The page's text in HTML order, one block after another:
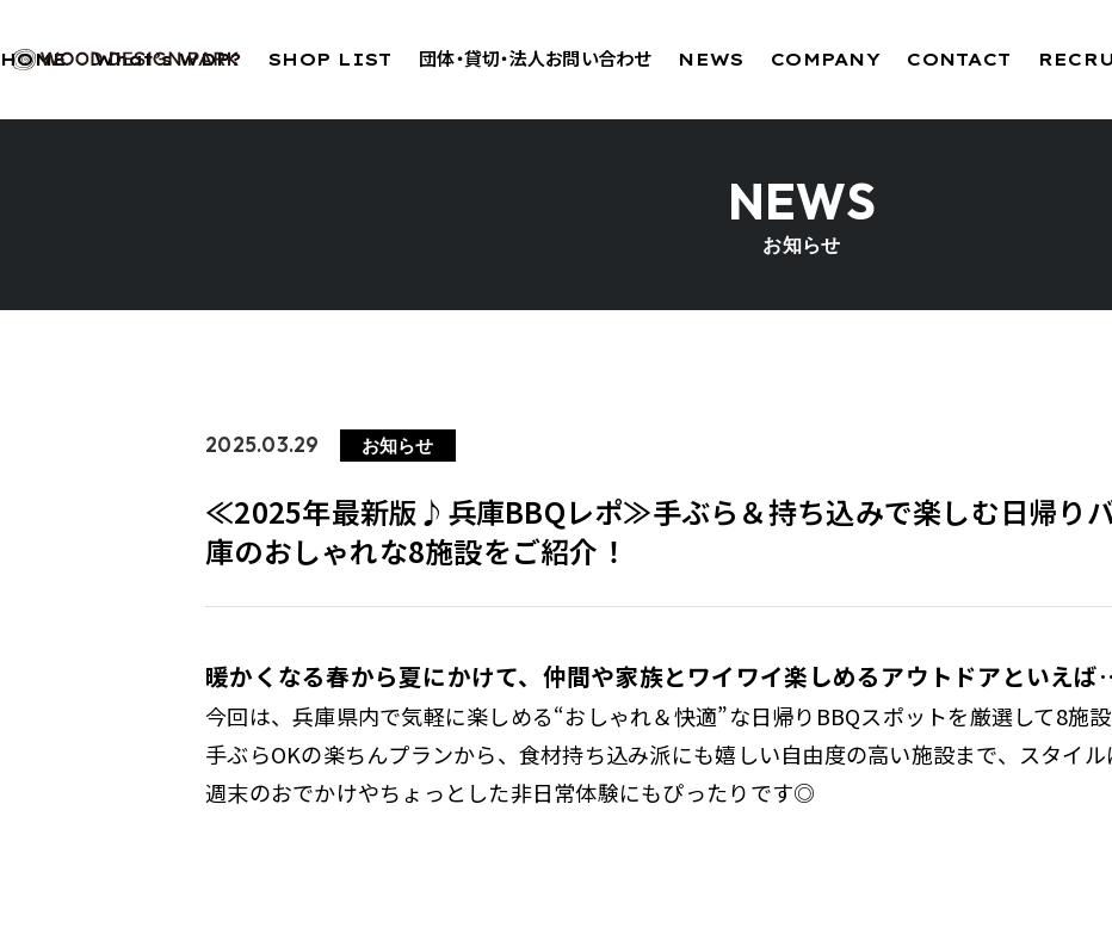
HOME What’s WDP? SHOP LIST 団体・貸切・法人お問い合わせ NEWS COMPANY CONTACT
NEWS
お知らせ
2025.03.29 お知らせ
≪2025年最新版♪兵庫BBQレポ≫手ぶら＆持ち込みで楽しむ日帰り
庫のおしゃれな8施設をご紹介！
暖かくなる春から夏にかけて、仲間や家族とワイワイ楽しめるアウトドアといえ
今回は、兵庫県内で気軽に楽しめる“おしゃれ＆快適”な日帰りBBQスポットを厳選して8施
手ぶらOKの楽ちんプランから、食材持ち込み派にも嬉しい自由度の高い施設まで、スタイル
週末のおでかけやちょっとした非日常体験にもぴったりです◎